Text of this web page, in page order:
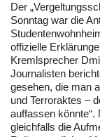
Der
Sonntag war die
offizielle
Kremlsprecher
Journalisten
gesehen, die man
und Terroraktes –
auffassen könnte“.
gleichfalls die